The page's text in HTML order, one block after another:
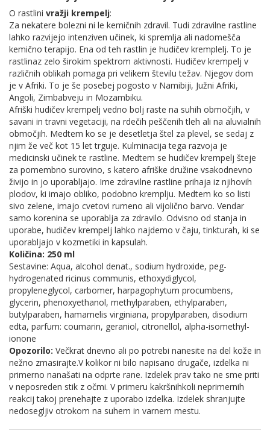
O rastlini vražji krempelj:
Za nekatere bolezni ni le kemičnih zdravil. Tudi zdravilne rastline
lahko razvijejo intenziven učinek, ki spremlja ali nadomešča
kemično terapijo. Ena od teh rastlin je hudičev kremplelj. To je
rastlinaz zelo širokim spektrom aktivnosti. Hudičev krempelj v
različnih oblikah pomaga pri velikem številu težav. Njegov dom
je v Afriki. To je še posebej pogosto v Namibiji, Južni Afriki,
Angoli, Zimbabveju in Mozambiku.
Afriški hudičev krempelj vedno bolj raste na suhih območjih, v
savani in travni vegetaciji, na rdečih peščenih tleh ali na aluvialnih
območjih. Medtem ko se je desetletja štel za plevel, se sedaj z
njim že več kot 15 let trguje. Kulminacija tega razvoja je
medicinski učinek te rastline. Medtem se hudičev krempelj šteje
za pomembno surovino, s katero afriške družine vsakodnevno
živijo in jo uporabljajo. Ime zdravilne rastline prihaja iz njihovih
plodov, ki imajo obliko, podobno kremplju. Medtem ko so listi
sivo zelene, imajo cvetovi rumeno ali vijolično barvo. Vendar
samo korenina se uporablja za zdravilo. Odvisno od stanja in
uporabe, hudičev krempelj lahko najdemo v čaju, tinkturah, ki se
uporabljajo v kozmetiki in kapsulah.
Količina: 250 ml
Sestavine: Aqua, alcohol denat., sodium hydroxide, peg-
hydrogenated ricinus communis, ethoxydiglycol,
propyleneglycol, carbomer, harpagophytum procumbens,
glycerin, phenoxyethanol, methylparaben, ethylparaben,
butylparaben, hamamelis virginiana, propylparaben, disodium
edta, parfum: coumarin, geraniol, citronellol, alpha-isomethyl-
ionone
Opozorilo: Večkrat dnevno ali po potrebi nanesite na del kože in
nežno zmasirajte.V kolikor ni bilo napisano drugače, izdelka ni
primerno nanašati na odprte rane. Izdelek prav tako ne sme priti
v neposreden stik z očmi. V primeru kakršnihkoli neprimernih
reakcij takoj prenehajte z uporabo izdelka. Izdelek shranjujte
nedosegljiv otrokom na suhem in varnem mestu.